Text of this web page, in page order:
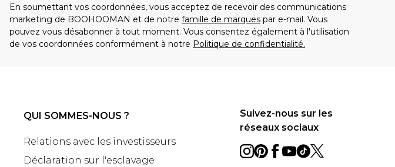
En soumettant vos coordonnées, vous acceptez de recevoir des communications
marketing de BOOHOOMAN et de notre famille de marques par e-mail. Vous
pouvez vous désabonner à tout moment. Vous consentez également à l'utilisation
de vos coordonnées conformément à notre Politique de confidentialité.
QUI SOMMES-NOUS ?
Relations avec les investisseurs
Déclaration sur l'esclavage
Suivez-nous sur les
réseaux sociaux